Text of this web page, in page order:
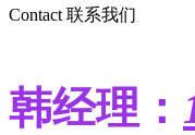
Contact 联系我们
韩经理：